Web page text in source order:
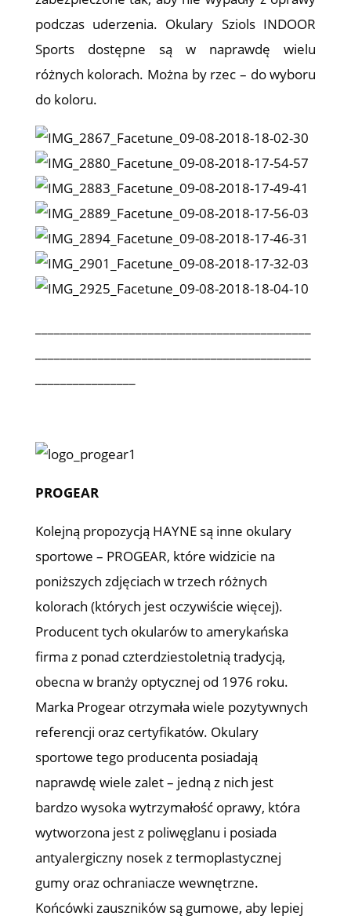
podczas uderzenia. Okulary Sziols INDOOR
Sports dostępne są w naprawdę wielu
różnych kolorach. Można by rzec – do wyboru
do koloru.
PROGEAR
Kolejną propozycją HAYNE są inne okulary
sportowe – PROGEAR, które widzicie na
poniższych zdjęciach w trzech różnych
kolorach (których jest oczywiście więcej).
Producent tych okularów to amerykańska
firma z ponad czterdziestoletnią tradycją,
obecna w branży optycznej od 1976 roku.
Marka Progear otrzymała wiele pozytywnych
referencji oraz certyfikatów. Okulary
sportowe tego producenta posiadają
naprawdę wiele zalet – jedną z nich jest
bardzo wysoka wytrzymałość oprawy, która
wytworzona jest z poliwęglanu i posiada
antyalergiczny nosek z termoplastycznej
gumy oraz ochraniacze wewnętrzne.
Końcówki zauszników są gumowe, aby lepiej